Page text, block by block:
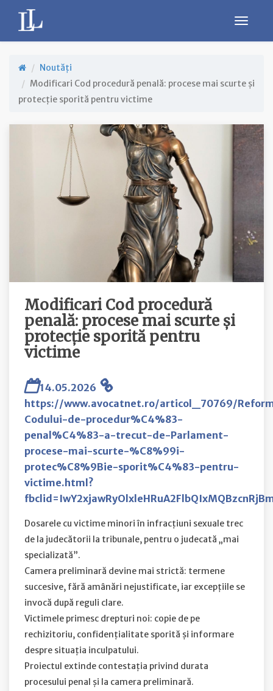
Noutăți
Modificari Cod procedură penală: procese mai scurte și
protecție sporită pentru victime
Modificari Cod procedură
penală: procese mai scurte și
protecție sporită pentru
victime
14.05.2026
https://www.avocatnet.ro/articol_70769/
Codului-de-procedur%C4%83-
penal%C4%83-a-trecut-de-Parlament-
procese-mai-scurte-%C8%99i-
protec%C8%9Bie-sporit%C4%83-pentru-
victime.html?
Dosarele cu victime minori în infracțiuni sexuale trec
de la judecătorii la tribunale, pentru o judecată „mai
specializată”.
Camera preliminară devine mai strictă: termene
succesive, fără amânări nejustificate, iar excepțiile se
invocă după reguli clare.
Victimele primesc drepturi noi: copie de pe
rechizitoriu, confidențialitate sporită și informare
despre situația inculpatului.
Proiectul extinde contestația privind durata
procesului penal și la camera preliminară.